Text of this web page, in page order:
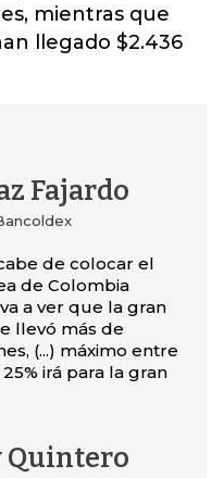
mientras que
llegado $2.436
Fajardo
de colocar el
de Colombia
a ver que la gran
llevó más de
(...) máximo entre
irá para la gran
Quintero